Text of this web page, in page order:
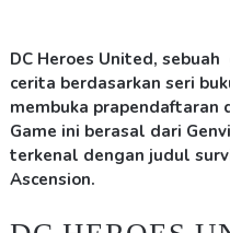
DC Heroes United,
cerita berdasarkan seri
membuka prapendaftaran
Game ini berasal dari
terkenal dengan judul
Ascension.